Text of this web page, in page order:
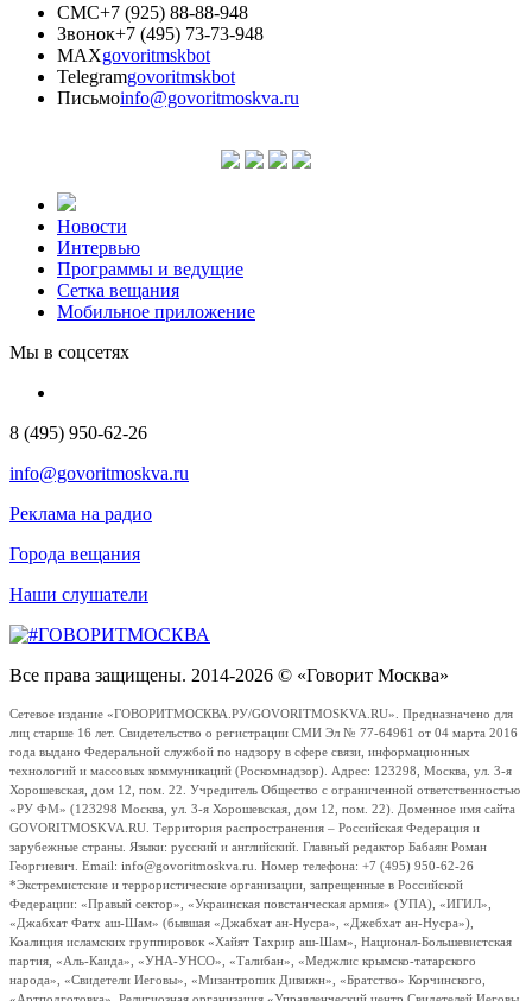
СМС+7 (925) 88-88-948
Звонок+7 (495) 73-73-948
MAXgovoritmskbot
Telegramgovoritmskbot
Письмоinfo@govoritmoskva.ru
Новости
Интервью
Программы и ведущие
Сетка вещания
Мобильное приложение
Мы в соцсетях
8 (495) 950-62-26
info@govoritmoskva.ru
Реклама на радио
Города вещания
Наши слушатели
Все права защищены. 2014-2026 © «Говорит Москва»
Сетевое издание «ГОВОРИТМОСКВА.РУ/GOVORITMOSKVA.RU». Предназначено для
лиц старше 16 лет. Свидетельство о регистрации СМИ Эл № 77-64961 от 04 марта 2016
года выдано Федеральной службой по надзору в сфере связи, информационных
технологий и массовых коммуникаций (Роскомнадзор). Адрес: 123298, Москва, ул. 3-я
Хорошевская, дом 12, пом. 22. Учредитель Общество с ограниченной ответственностью
«РУ ФМ» (123298 Москва, ул. 3-я Хорошевская, дом 12, пом. 22). Доменное имя сайта
GOVORITMOSKVA.RU. Территория распространения – Российская Федерация и
зарубежные страны. Языки: русский и английский. Главный редактор Бабаян Роман
Георгиевич. Email: info@govoritmoskva.ru. Номер телефона: +7 (495) 950-62-26
*Экстремистские и террористические организации, запрещенные в Российской
Федерации: «Правый сектор», «Украинская повстанческая армия» (УПА), «ИГИЛ»,
«Джабхат Фатх аш-Шам» (бывшая «Джабхат ан-Нусра», «Джебхат ан-Нусра»),
Коалиция исламских группировок «Хайят Тахрир аш-Шам», Национал-Большевистская
партия, «Аль-Каида», «УНА-УНСО», «Талибан», «Меджлис крымско-татарского
народа», «Свидетели Иеговы», «Мизантропик Дивижн», «Братство» Корчинского,